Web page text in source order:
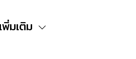
เพิ่มเติม